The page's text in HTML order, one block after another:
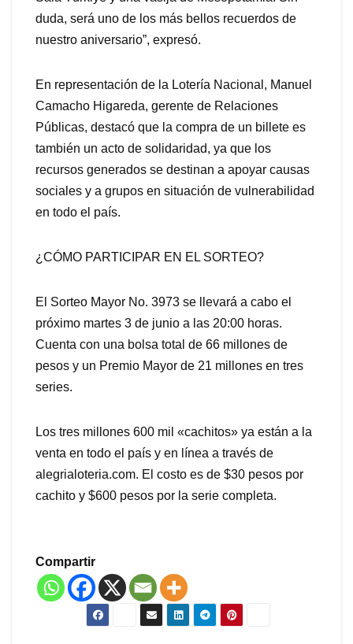
duda, será uno de los más bellos recuerdos de
nuestro aniversario”, expresó.
En representación de la Lotería Nacional, Manuel
Camacho Higareda, gerente de Relaciones
Públicas, destacó que la compra de un billete es
también un acto de solidaridad, ya que los
recursos generados se destinan a apoyar causas
sociales y a grupos en situación de vulnerabilidad
en todo el país.
¿CÓMO PARTICIPAR EN EL SORTEO?
El Sorteo Mayor No. 3973 se llevará a cabo el
próximo martes 3 de junio a las 20:00 horas.
Cuenta con una bolsa total de 66 millones de
pesos y un Premio Mayor de 21 millones en tres
series.
Los tres millones 600 mil «cachitos» ya están a la
venta en todo el país y en línea a través de
alegrialoteria.com. El costo es de $30 pesos por
cachito y $600 pesos por la serie completa.
Compartir